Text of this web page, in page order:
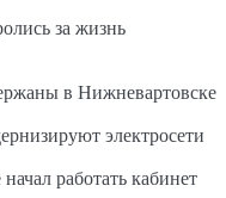
за жизнь
в Нижневартовске
электросети
работать кабинет